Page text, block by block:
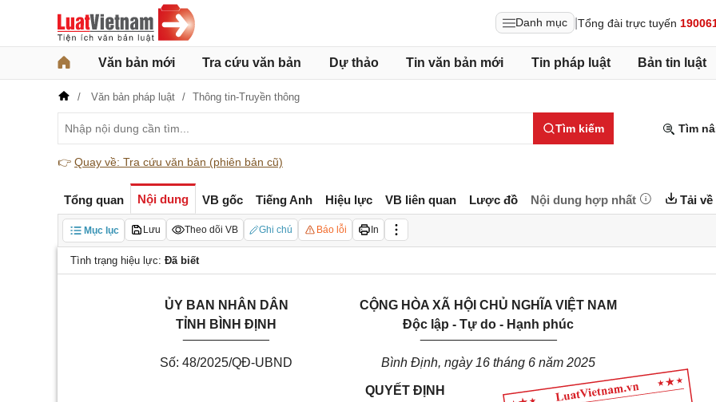
Danh mục Tổng đài trực tuyến
Văn bản mới Tra cứu văn bản Dự thảo Tin văn bản mới Tin pháp luật Bản tin luật
Văn bản pháp luật Thông tin-Truyền thông
Tìm kiếm Tìm
👉 Quay về: Tra cứu văn bản (phiên bản cũ)
Tổng quan Nội dung VB gốc Tiếng Anh Hiệu lực VB liên quan Lược đồ Nội dung hợp nhất Tải về
Mục lục Lưu Theo dõi VB Ghi chú Báo lỗi In
Tình trạng hiệu lực: Đã biết
ỦY BAN NHÂN DÂN
TỈNH BÌNH ĐỊNH
____________
Số: 48/2025/QĐ-UBND
CỘNG HÒA XÃ HỘI CHỦ NGHĨA VIỆT NAM
Độc lập - Tự do - Hạnh phúc
___________________
Bình Định, ngày 16 tháng 6 năm 2025
QUYẾT ĐỊNH